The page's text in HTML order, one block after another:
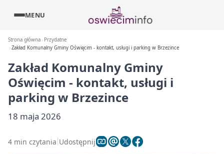
MENU
Strona główna
Przydatne
Zakład Komunalny Gminy Oświęcim - kontakt, usługi i parking w Brzezince
Zakład Komunalny Gminy
Oświęcim - kontakt, usługi i
parking w Brzezince
18 maja 2026
4 min czytania Udostępnij